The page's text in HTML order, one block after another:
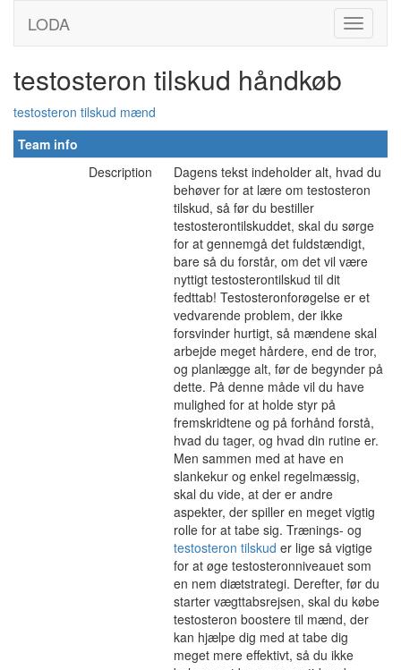
LODA
testosteron tilskud håndkøb
testosteron tilskud mænd
Team info
Description
Dagens tekst indeholder alt, hvad du
behøver for at lære om testosteron
tilskud, så før du bestiller
testosterontilskuddet, skal du sørge
for at gennemgå det fuldstændigt,
bare så du forstår, om det vil være
nyttigt testosterontilskud til dit
fedttab! Testosteronforøgelse er et
vedvarende problem, der ikke
forsvinder hurtigt, så mændene skal
arbejde meget hårdere, end de tror, ​​
og planlægge alt, før de begynder på
dette. På denne måde vil du have
mulighed for at holde styr på
fremskridtene og på forhånd forstå,
hvad du tager, og hvad din rutine er.
Men sammen med at have en
slankekur og enkel regelmæssig,
skal du vide, at der er andre
aspekter, der spiller en meget vigtig
rolle for at tabe sig. Trænings- og
testosteron tilskud er lige så vigtige
for at øge testosteronniveauet som
en nem diætstrategi. Derefter, før du
starter vægttabsrejsen, skal du købe
testosteron boostere til mænd, der
kan hjælpe dig med at tabe dig
meget mere effektivt, så du ikke